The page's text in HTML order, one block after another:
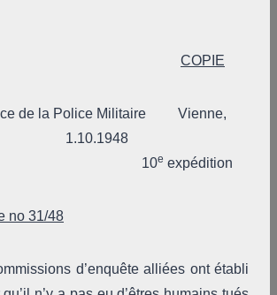
COPIE
de la Police Militaire Vienne,
1.10.1948
e expédition
no 31/48
d’enquête alliées ont établi